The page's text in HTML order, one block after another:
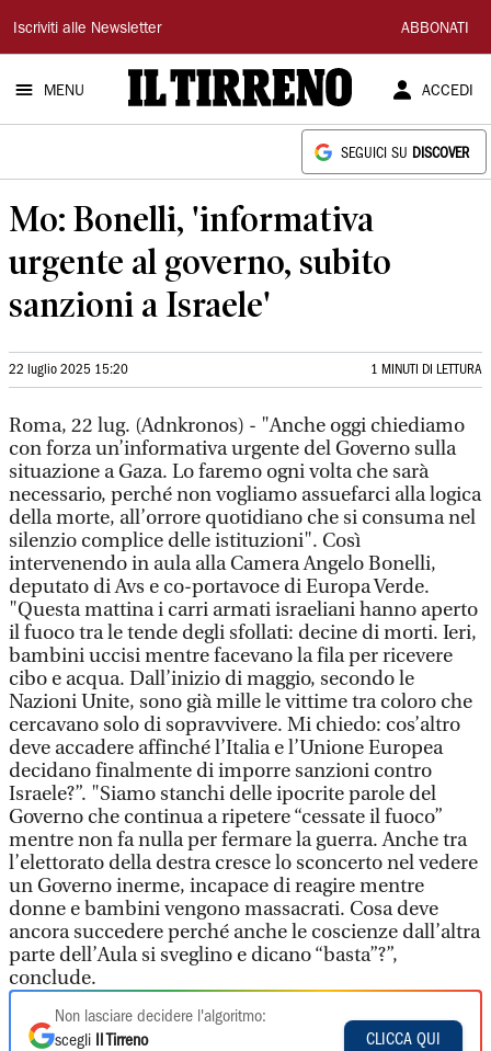
Il
Tirreno
Iscriviti alle Newsletter ABBONATI
MENU ACCEDI
SEGUICI SU DISCOVER
Mo: Bonelli, 'informativa
urgente al governo, subito
sanzioni a Israele'
22 luglio 2025 15:20 1 MINUTI DI LETTURA
Roma, 22 lug. (Adnkronos) - "Anche oggi chiediamo
con forza un’informativa urgente del Governo sulla
situazione a Gaza. Lo faremo ogni volta che sarà
necessario, perché non vogliamo assuefarci alla logica
della morte, all’orrore quotidiano che si consuma nel
silenzio complice delle istituzioni". Così
intervenendo in aula alla Camera Angelo Bonelli,
deputato di Avs e co-portavoce di Europa Verde.
"Questa mattina i carri armati israeliani hanno aperto
il fuoco tra le tende degli sfollati: decine di morti. Ieri,
bambini uccisi mentre facevano la fila per ricevere
cibo e acqua. Dall’inizio di maggio, secondo le
Nazioni Unite, sono già mille le vittime tra coloro che
cercavano solo di sopravvivere. Mi chiedo: cos’altro
deve accadere affinché l’Italia e l’Unione Europea
decidano finalmente di imporre sanzioni contro
Israele?”. "Siamo stanchi delle ipocrite parole del
Governo che continua a ripetere “cessate il fuoco”
mentre non fa nulla per fermare la guerra. Anche tra
l’elettorato della destra cresce lo sconcerto nel vedere
un Governo inerme, incapace di reagire mentre
donne e bambini vengono massacrati. Cosa deve
ancora succedere perché anche le coscienze dall’altra
parte dell’Aula si sveglino e dicano “basta”?”,
conclude.
Non lasciare decidere l'algoritmo:
scegli
Il Tirreno
CLICCA QUI